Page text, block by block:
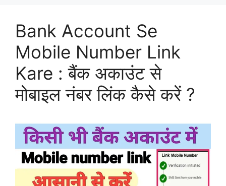
Bank Account Se
Mobile Number Link
Kare : बैंक अकाउंट से
मोबाइल नंबर लिंक कैसे करें ?